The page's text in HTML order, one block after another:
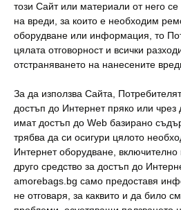
този Сайт или материали от него се
на вреди, за които е необходим
оборудване или информация, то
цялата отговорност и всички
отстраняването на нанесените
За да използва Сайта,
достъп до Интернет пряко или чрез
имат достъп до Web базирано
трябва да си осигури цялото
Интернет оборудване,
другo средствo за достъп до
amorebags.bg само предоставя
не отговаря, за каквито и да било